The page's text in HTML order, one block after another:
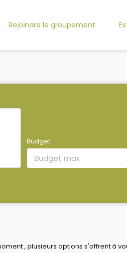
Rejoindre le groupement
Budget
, plusieurs options s'offrent à